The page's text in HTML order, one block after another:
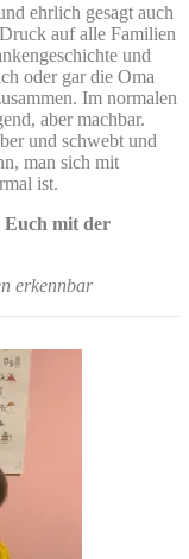
ehrlich gesagt auch
auf alle Familien
und
oder gar die Oma
Im normalen
aber machbar.
und schwebt und
man sich mit
ist.
Euch mit der
erkennbar